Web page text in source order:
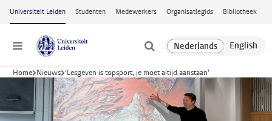
Ga naar hoofdinhoud
Universiteit Leiden Studenten Medewerkers Organisatiegids Bibliotheek
Menu
Home Nieuws ‘Lesgeven is topsport, je moet altijd aanstaan’